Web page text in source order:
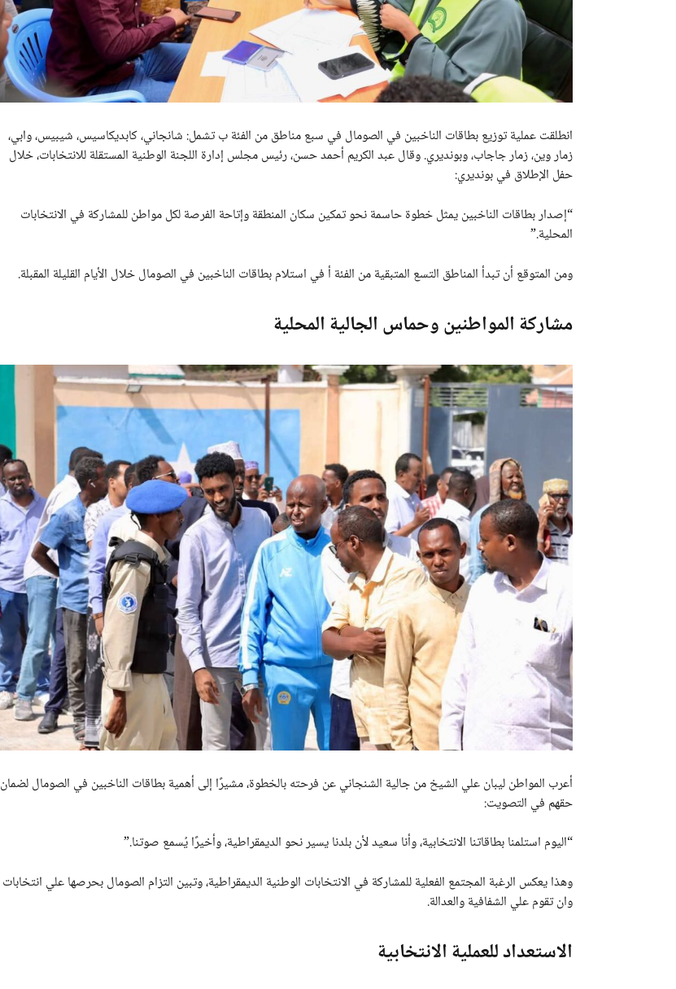
انطلقت عملية توزيع بطاقات الناخبين في الصومال في سبع مناطق من الفئة ب تشمل: شانجاني، كابديكاسيس، شيبيس، وابي،
زمار وين، زمار جاجاب، وبونديري. وقال عبد الكريم أحمد حسن، رئيس مجلس إدارة اللجنة الوطنية المستقلة للانتخابات، خلال
حفل الإطلاق في بونديري:
“إصدار بطاقات الناخبين يمثل خطوة حاسمة نحو تمكين سكان المنطقة وإتاحة الفرصة لكل مواطن للمشاركة في الانتخابات
المحلية.”
ومن المتوقع أن تبدأ المناطق التسع المتبقية من الفئة أ في استلام بطاقات الناخبين في الصومال خلال الأيام القليلة المقبلة.
مشاركة المواطنين وحماس الجالية المحلية
أعرب المواطن ليبان علي الشيخ من جالية الشنجاني عن فرحته بالخطوة، مشيرًا إلى أهمية بطاقات الناخبين في الصومال لضمان
حقهم في التصويت:
“اليوم استلمنا بطاقاتنا الانتخابية، وأنا سعيد لأن بلدنا يسير نحو الديمقراطية، وأخيرًا يُسمع صوتنا.”
وهذا يعكس الرغبة المجتمع الفعلية للمشاركة في الانتخابات الوطنية الديمقراطية، وتبين التزام الصومال بحرصها علي انتخابات
وان تقوم علي الشفافية والعدالة.
الاستعداد للعملية الانتخابية